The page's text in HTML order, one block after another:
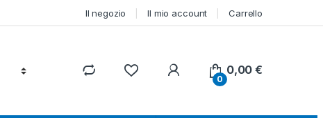
Il negozio Il mio account Carrello
0
0,00€